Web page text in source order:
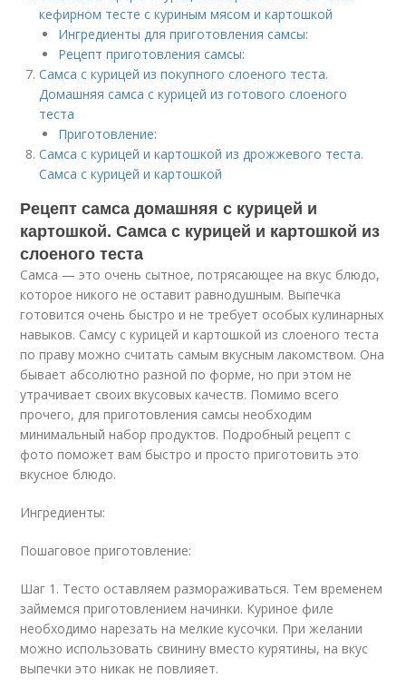
кефирном тесте с куриным мясом и картошкой
Ингредиенты для приготовления самсы:
Рецепт приготовления самсы:
Самса с курицей из покупного слоеного теста.
Домашняя самса с курицей из готового слоеного
теста
Приготовление:
Самса с курицей и картошкой из дрожжевого теста.
Самса с курицей и картошкой
Рецепт самса домашняя с курицей и
картошкой. Самса с курицей и картошкой из
слоеного теста
Самса — это очень сытное, потрясающее на вкус блюдо,
которое никого не оставит равнодушным. Выпечка
готовится очень быстро и не требует особых кулинарных
навыков. Самсу с курицей и картошкой из слоеного теста
по праву можно считать самым вкусным лакомством. Она
бывает абсолютно разной по форме, но при этом не
утрачивает своих вкусовых качеств. Помимо всего
прочего, для приготовления самсы необходим
минимальный набор продуктов. Подробный рецепт с
фото поможет вам быстро и просто приготовить это
вкусное блюдо.
Ингредиенты:
Пошаговое приготовление:
Шаг 1. Тесто оставляем размораживаться. Тем временем
займемся приготовлением начинки. Куриное филе
необходимо нарезать на мелкие кусочки. При желании
можно использовать свинину вместо курятины, на вкус
выпечки это никак не повлияет.